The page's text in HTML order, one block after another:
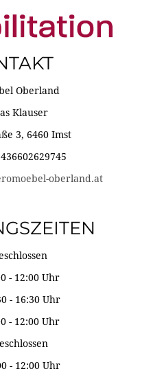
Oberland
Klauser
3, 6460 Imst
oberland.at
- 12:00 Uhr
16:30 Uhr
- 12:00 Uhr
- 12:00 Uhr